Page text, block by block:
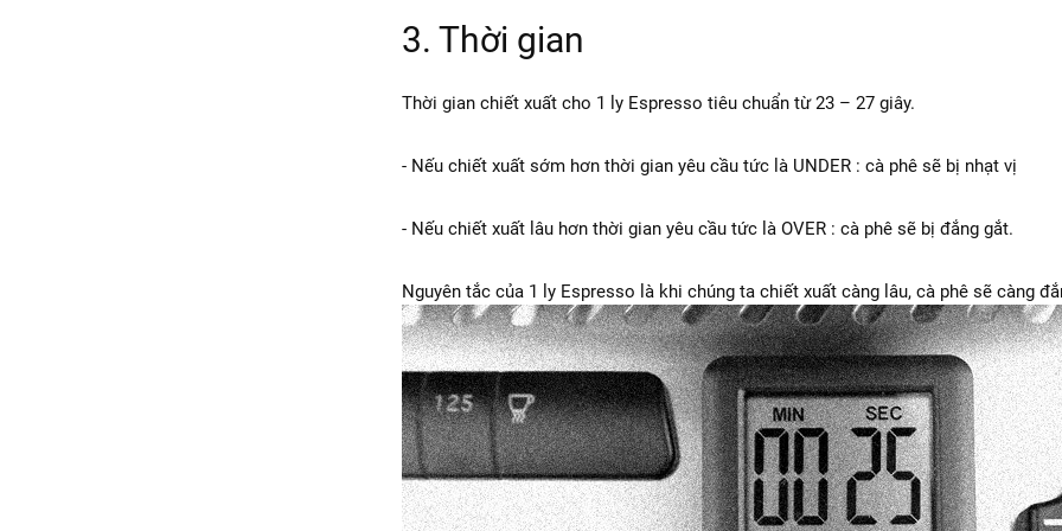
3. Thời gian
Thời gian chiết xuất cho 1 ly Espresso tiêu chuẩn từ 23 – 27 giây.
- Nếu chiết xuất sớm hơn thời gian yêu cầu tức là UNDER : cà phê sẽ bị nhạt vị
- Nếu chiết xuất lâu hơn thời gian yêu cầu tức là OVER : cà phê sẽ bị đắng gắt.
Nguyên tắc của 1 ly Espresso là khi chúng ta chiết xuất càng lâu, cà phê sẽ càng